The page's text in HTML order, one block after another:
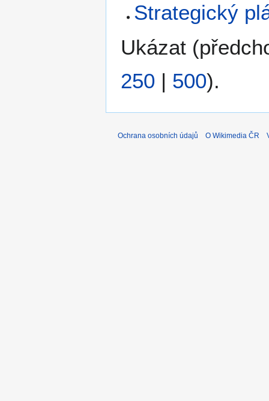
Strategický
Ukázat (
250 | 500).
Ochrana osobních údajů O Wikimedia ČR